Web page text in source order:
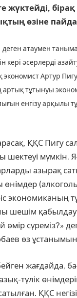
жүктейді,
өзіне
атаумен
кері әсерлерді
Артур Пигу
тұтынуы
енгізу арқылы
ҚҚС Пигу
шектеуі
азырақ
экономиканың
өмір сүреміз?»
өз
жағдайда,
түлік
ҚҚС